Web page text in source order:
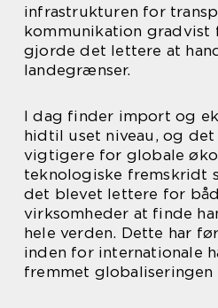
infrastrukturen for
kommunikation
gjorde det lettere at
landegrænser.
I dag finder import og
hidtil uset niveau, og
vigtigere for globale
teknologiske fremskridt
det blevet lettere for
virksomheder at finde
hele verden. Dette har
inden for internationale
fremmet globaliseringen